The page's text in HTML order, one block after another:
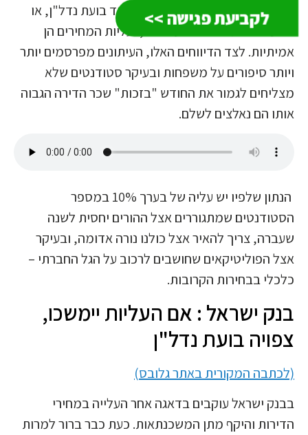
לקביעת פגישה >>
בשאלה האם אנחנו צפויים לראות עוד בועת נדל"ן, או
שבעצם לא מדובר בבועה כלל, ועליות המחירים הן
אמיתיות. לצד הדיווחים האלו, העיתונים מפרסמים יותר
ויותר סיפורים על משפחות ובעיקר סטודנטים שלא
מצליחים לגמור את החודש "בזכות" שכר הדירה הגבוה
אותו הם נאלצים לשלם.
הנתון שלפיו יש עליה של בערך 10% במספר
הסטודנטים שמתגוררים אצל ההורים יחסית לשנה
שעברה, צריך להאיר אצל כולנו נורה אדומה, ובעיקר
אצל הפוליטיקאים שחושבים לרכוב על הגל החברתי –
כלכלי בבחירות הקרובות.
בנק ישראל : אם העליות יימשכו,
צפויה בועת נדל"ן
(לכתבה המקורית באתר גלובס)
בבנק ישראל עוקבים בדאגה אחר העלייה במחירי
הדירות והיקף מתן המשכנתאות. כעת כבר ברור למרות